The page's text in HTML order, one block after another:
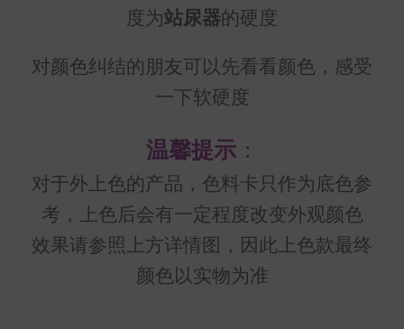
度为站尿器的硬度
对颜色纠结的朋友可以先看看颜色，感受
一下软硬度
温馨提示：
对于外上色的产品，色料卡只作为底色参
考，上色后会有一定程度改变外观颜色
效果请参照上方详情图，因此上色款最终
颜色以实物为准